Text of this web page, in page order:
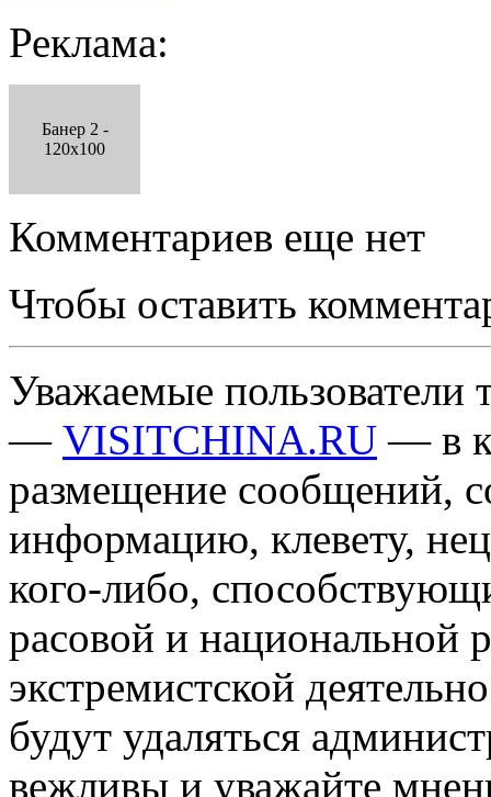
Реклама:
Банер 2 -
120x100
Комментариев еще нет
Чтобы оставить
Уважаемые пользователи
— VISITCHINA.RU — в
размещение сообщений,
информацию, клевету,
кого-либо,
расовой и национальной
экстремистской
будут удаляться
вежливы и уважайте